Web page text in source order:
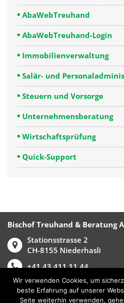
AbaWebTreuhand
AbaWebTreuhand-Login
Immobilienverwaltung
Salär- und
Steuern und Vorsorge
Unternehmensberatung
Wirtschaftsprüfung
Quick-Support
Bischof Treuhand & Beratung
+41 43 411 11 44
info@bischoftreuhand.ch
Stationsstrasse 2
CH-8155 Niederhasli
Wir verwenden Cookies, um
beste Erfahrung auf unserer
Seite weiterhin verwenden,